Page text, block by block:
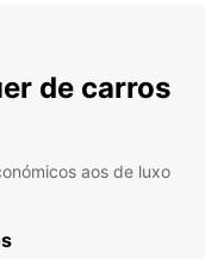
de carros
aos de luxo